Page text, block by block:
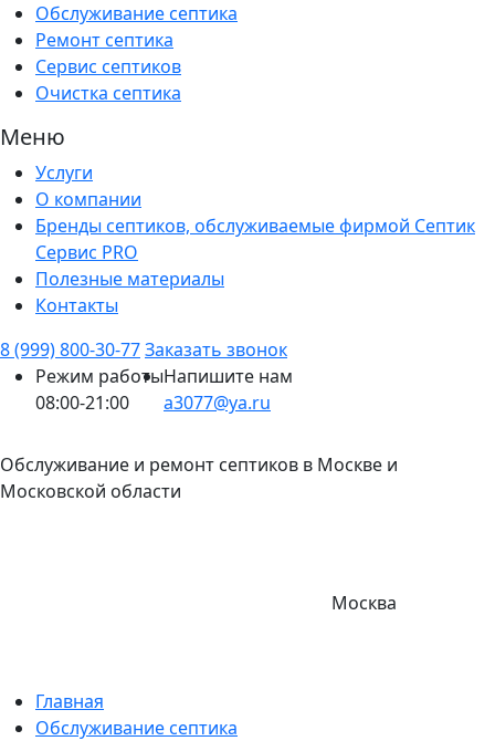
Обслуживание септика
Ремонт септика
Сервис септиков
Очистка септика
Меню
Услуги
О компании
Бренды септиков, обслуживаемые фирмой Септик
Сервис PRO
Полезные материалы
Контакты
8 (999) 800-30-77Заказать звонок
Режим работы
08:00-21:00
Напишите нам
a3077@ya.ru
Обслуживание и ремонт септиков в Москве и
Московской области
Москва
Главная
Обслуживание септика